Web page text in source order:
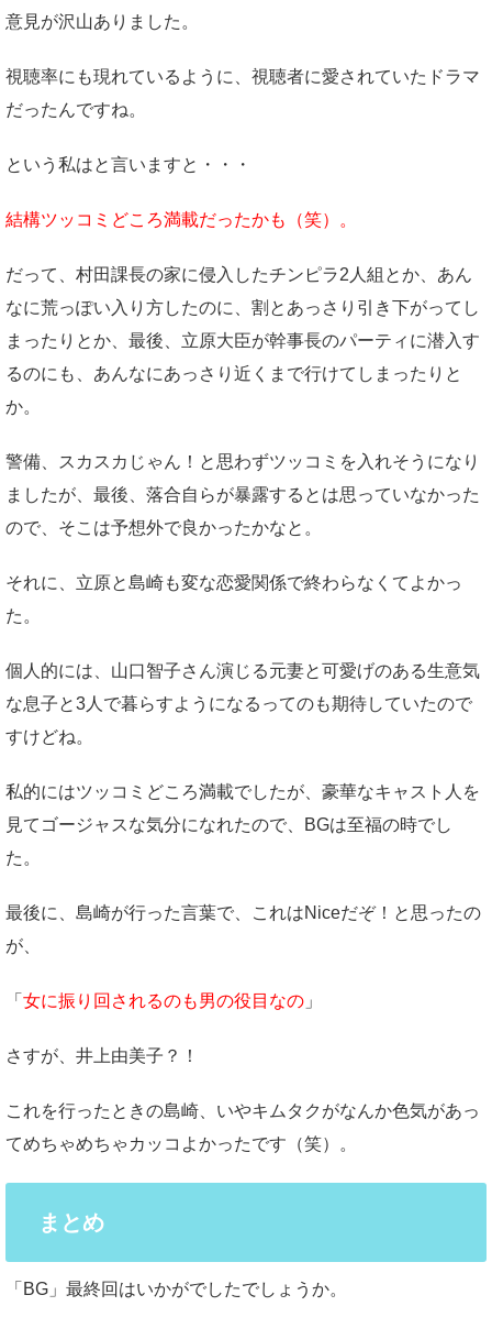
意見が沢山ありました。
視聴率にも現れているように、視聴者に愛されていたドラマ
だったんですね。
という私はと言いますと・・・
結構ツッコミどころ満載だったかも（笑）。
だって、村田課長の家に侵入したチンピラ2人組とか、あん
なに荒っぽい入り方したのに、割とあっさり引き下がってし
まったりとか、最後、立原大臣が幹事長のパーティに潜入す
るのにも、あんなにあっさり近くまで行けてしまったりと
か。
警備、スカスカじゃん！と思わずツッコミを入れそうになり
ましたが、最後、落合自らが暴露するとは思っていなかった
ので、そこは予想外で良かったかなと。
それに、立原と島崎も変な恋愛関係で終わらなくてよかっ
た。
個人的には、山口智子さん演じる元妻と可愛げのある生意気
な息子と3人で暮らすようになるってのも期待していたので
すけどね。
私的にはツッコミどころ満載でしたが、豪華なキャスト人を
見てゴージャスな気分になれたので、BGは至福の時でし
た。
最後に、島崎が行った言葉で、これはNiceだぞ！と思ったの
が、
「 女に振り回されるのも男の役目なの 」
さすが、井上由美子？！
これを行ったときの島崎、いやキムタクがなんか色気があっ
てめちゃめちゃカッコよかったです（笑）。
まとめ
「BG」最終回はいかがでしたでしょうか。